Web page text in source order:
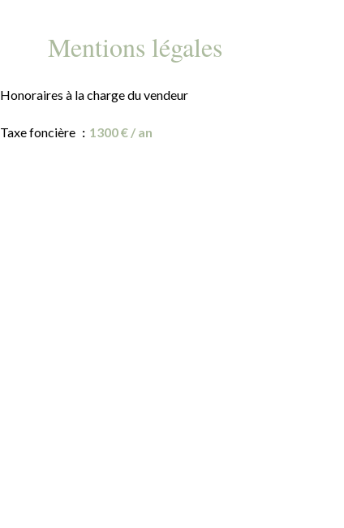
Mentions légales
Honoraires à la charge du vendeur
Taxe foncière 1300 € / an